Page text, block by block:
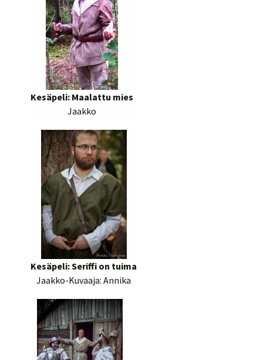
Kesäpeli: Maalattu mies
Jaakko
Kesäpeli: Seriffi on tuima
Jaakko-Kuvaaja: Annika